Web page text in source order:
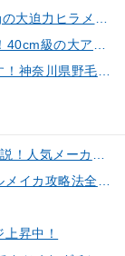
昇中！